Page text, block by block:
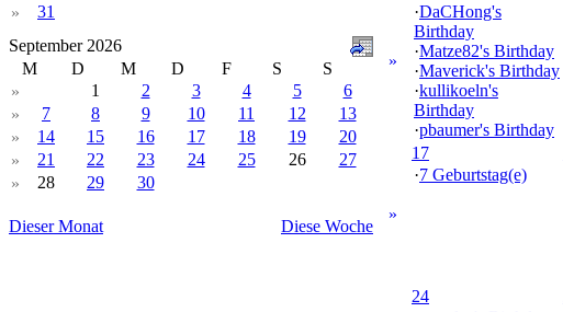
»
31
September 2026
M
D M D F S
S
»
1 2 3 4 5
6
»
7 8 9 10 11 12
13
»
14 15 16 17 18 19
20
»
21 22 23 24 25 26
27
»
28 29 30
Dieser Monat Diese Woche
»
·DaCHong's
Birthday
·Matze82's Birthday
·Maverick's Birthday
·kullikoeln's
Birthday
·pbaumer's Birthday
»
17
·7 Geburtstag(e)
24